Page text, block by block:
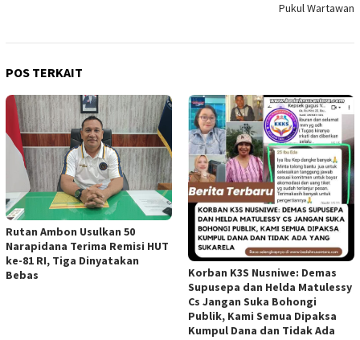
Pukul Wartawan
POS TERKAIT
Rutan Ambon Usulkan 50
Narapidana Terima Remisi HUT
ke-81 RI, Tiga Dinyatakan
Bebas
Korban K3S Nusniwe: Demas
Supusepa dan Helda Matulessy
Cs Jangan Suka Bohongi
Publik, Kami Semua Dipaksa
Kumpul Dana dan Tidak Ada